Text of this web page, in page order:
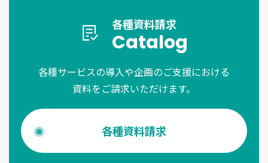
各種資料請求
Catalog
各種サービスの導入や企画のご支援における
資料をご請求いただけます。
各種資料請求